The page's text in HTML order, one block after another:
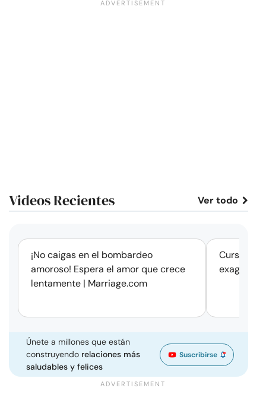
Videos Recientes Ver todo
¡No caigas en el bombardeo
amoroso! Espera el amor que crece
lentamente | Marriage.com
Cursos
Únete a millones que están
construyendo relaciones más
saludables y felices
Suscribirse